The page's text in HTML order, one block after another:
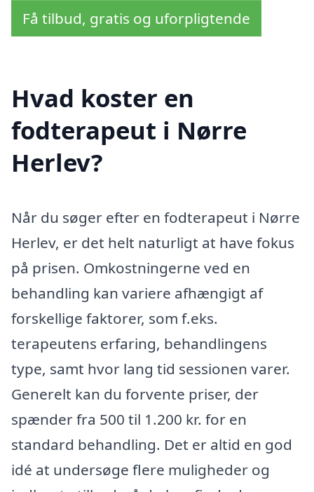
Få tilbud, gratis og uforpligtende
Hvad koster en
fodterapeut i Nørre
Herlev?
Når du søger efter en fodterapeut i Nørre
Herlev, er det helt naturligt at have fokus
på prisen. Omkostningerne ved en
behandling kan variere afhængigt af
forskellige faktorer, som f.eks.
terapeutens erfaring, behandlingens
type, samt hvor lang tid sessionen varer.
Generelt kan du forvente priser, der
spænder fra 500 til 1.200 kr. for en
standard behandling. Det er altid en god
idé at undersøge flere muligheder og